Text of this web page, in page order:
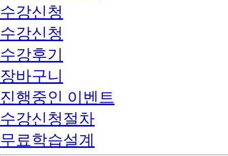
수강신청
수강신청
수강후기
장바구니
진행중인 이벤트
수강신청절차
무료학습설계